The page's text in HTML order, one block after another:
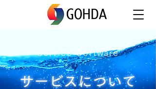
Service-Software
サービスについて